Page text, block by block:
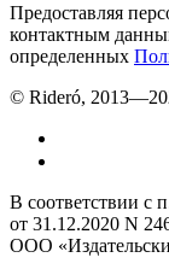
Предоставляя
контактным
определенных
© Rideró, 2013—
В соответствии с
от 31.12.2020 N
ООО